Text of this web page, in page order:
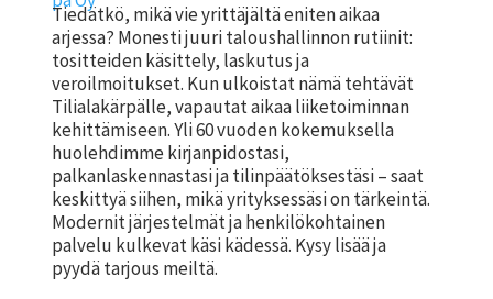
Tiedätkö, mikä vie yrittäjältä eniten aikaa
arjessa? Monesti juuri taloushallinnon rutiinit:
tositteiden käsittely, laskutus ja
veroilmoitukset. Kun ulkoistat nämä tehtävät
Tilialakärpälle, vapautat aikaa liiketoiminnan
kehittämiseen. Yli 60 vuoden kokemuksella
huolehdimme kirjanpidostasi,
palkanlaskennastasi ja tilinpäätöksestäsi – saat
keskittyä siihen, mikä yrityksessäsi on tärkeintä.
Modernit järjestelmät ja henkilökohtainen
palvelu kulkevat käsi kädessä. Kysy lisää ja
pyydä tarjous meiltä.